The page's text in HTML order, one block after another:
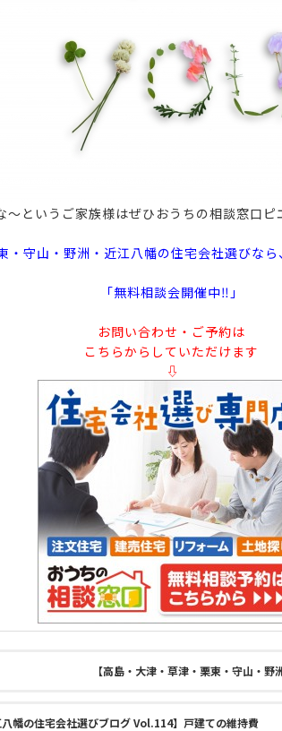
～というご家族様はぜひおうちの相談窓口
・守山・野洲・近江八幡の住宅会社選びな
「無料相談会開催中‼」
お問い合わせ・ご予約は
こちらからしていただけます
⇩
【高島・大津・草津・栗東・守山・
幡の住宅会社選びブログ Vol.114】戸建ての維持費